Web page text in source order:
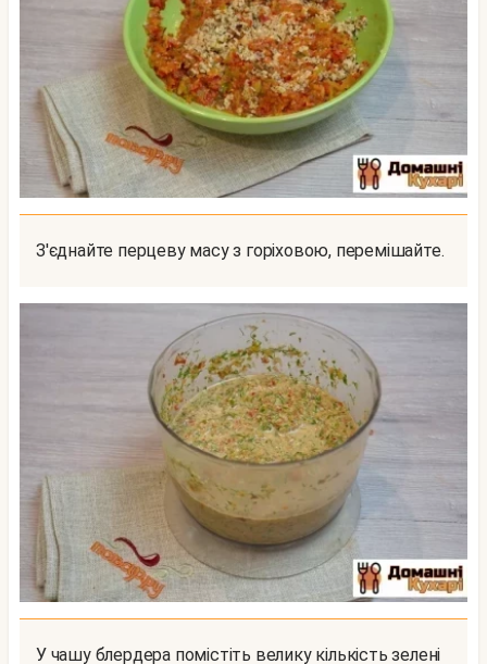
З'єднайте перцеву масу з горіховою, перемішайте.
У чашу блердера помістіть велику кількість зелені